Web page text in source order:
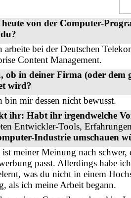
von der Computer-
arbeite bei der Deutschen
Content Management.
ob in deiner Firma (oder dem
wird?
bin mir dessen nicht bewusst.
ihr: Habt ihr irgendwelche
Entwickler-Tools,
Industrie umschauen
ist meiner Meinung nach
passt. Allerdings habe
was du nicht in einem
als ich meine Arbeit begann.